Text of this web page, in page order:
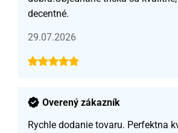
decentné.
29.07.2026
Overený zákazník
Rychle dodanie tovaru. Perfektna